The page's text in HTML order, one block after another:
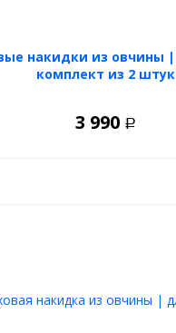
накидки из овчины
комплект из 2 штук
3 990 Р